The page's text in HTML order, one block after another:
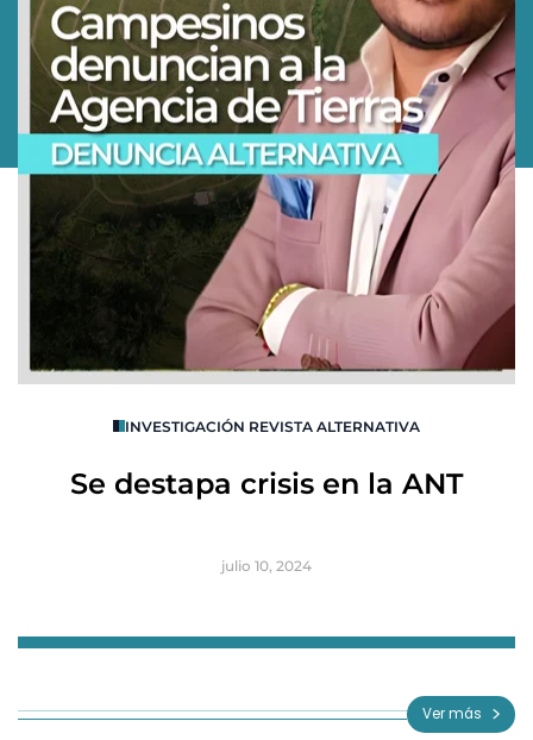
INVESTIGACIÓN REVISTA ALTERNATIVA
Se destapa crisis en la ANT
julio 10, 2024
3
Ver más